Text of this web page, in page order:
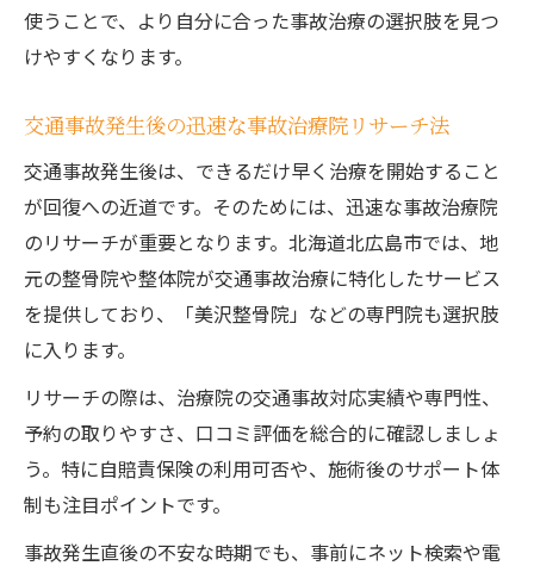
使うことで、より自分に合った事故治療の選択肢を見つ
けやすくなります。
交通事故発生後の迅速な事故治療院リサーチ法
交通事故発生後は、できるだけ早く治療を開始すること
が回復への近道です。そのためには、迅速な事故治療院
のリサーチが重要となります。北海道北広島市では、地
元の整骨院や整体院が交通事故治療に特化したサービス
を提供しており、「美沢整骨院」などの専門院も選択肢
に入ります。
リサーチの際は、治療院の交通事故対応実績や専門性、
予約の取りやすさ、口コミ評価を総合的に確認しましょ
う。特に自賠責保険の利用可否や、施術後のサポート体
制も注目ポイントです。
事故発生直後の不安な時期でも、事前にネット検索や電